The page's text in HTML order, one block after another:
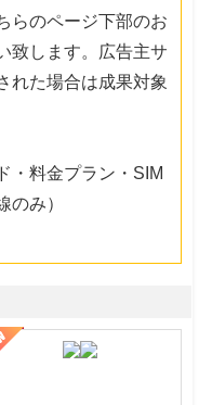
らのページ下部のお
致します。広告主サ
れた場合は成果対象
・料金プラン・SIM
のみ）